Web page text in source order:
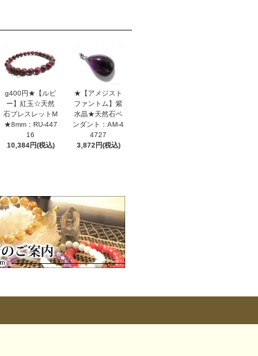
g400円★【ルビ
ー】紅玉☆天然
石ブレスレットM
★8mm：RU-447
16
10,384円(税込)
★【アメジスト
ファントム】紫
水晶★天然石ペ
ンダント：AM-4
4727
3,872円(税込)